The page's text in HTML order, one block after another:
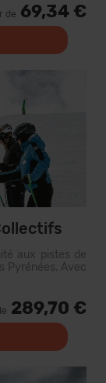
de 69,34 €
aux pistes de
Pyrénées. Avec
289,70 €